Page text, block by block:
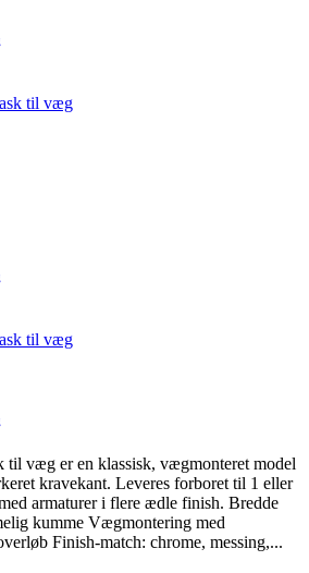
til væg er en klassisk, vægmonteret model
kravekant. Leveres forboret til 1 eller
armaturer i flere ædle finish. Bredde
kumme Vægmontering med
Finish-match: chrome, messing,...